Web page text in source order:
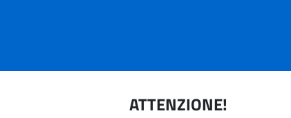
ATTENZIONE!